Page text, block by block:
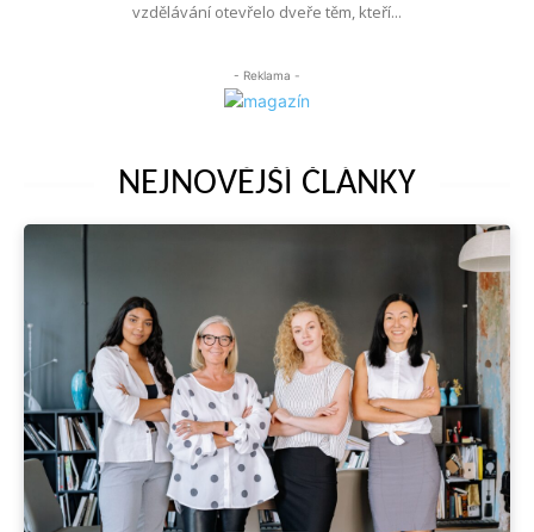
vzdělávání otevřelo dveře těm, kteří...
- Reklama -
NEJNOVĚJŠÍ ČLÁNKY